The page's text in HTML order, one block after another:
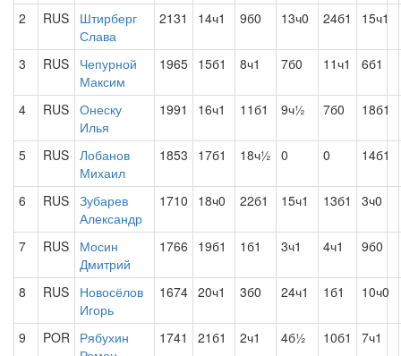
2 RUS
Штирберг
Слава
2131 14ч1 9б0 13ч0 24б1 15ч1
3 RUS
Чепурной
Максим
1965 15б1 8ч1 7б0 11ч1 6б1
4 RUS Онеску
Илья
1991 16ч1 11б1 9ч½ 7б0 18б1
5 RUS Лобанов
Михаил
1853 17б1 18ч½ 0 0 14б1
6 RUS Зубарев
Александр
1710 18ч0 22б1 15ч1 13б1 3ч0
7 RUS
Мосин
Дмитрий
1766 19б1 1б1 3ч1 4ч1 9б0
8 RUS
Новосёлов
Игорь
1674 20ч1 3б0 24ч1 1б1 10ч0
9 POR Рябухин
1741 21б1 2ч1 4б½ 10б1 7ч1